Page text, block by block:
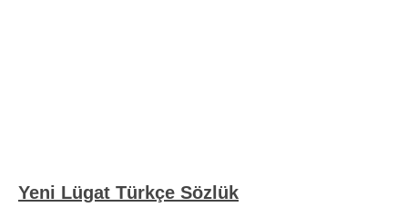
Yeni Lügat Türkçe Sözlük